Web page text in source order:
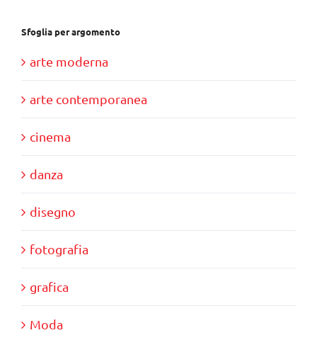
Sfoglia per argomento
arte moderna
arte contemporanea
cinema
danza
disegno
fotografia
grafica
Moda